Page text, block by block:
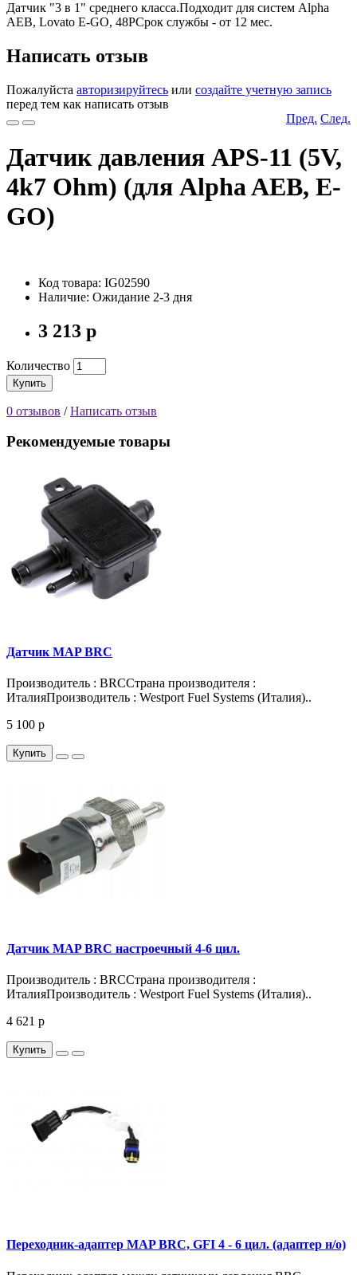
Датчик "3 в 1" среднего класса.Подходит для систем Alpha
AEB, Lovato E-GO, 48РСрок службы - от 12 мес.
Написать отзыв
Пожалуйста авторизируйтесь или создайте учетную запись
перед тем как написать отзыв
Пред. След.
Датчик давления APS-11 (5V,
4k7 Ohm) (для Alpha AEB, E-
GO)
Код товара: IG02590
Наличие: Ожидание 2-3 дня
3 213 р
Количество
Купить
0 отзывов /Написать отзыв
Рекомендуемые товары
Датчик MAP BRC
Производитель : BRCСтрана производителя :
ИталияПроизводитель : Westport Fuel Systems (Италия)..
5 100 р
Купить
Датчик MAP BRC настроечный 4-6 цил.
Производитель : BRCСтрана производителя :
ИталияПроизводитель : Westport Fuel Systems (Италия)..
4 621 р
Купить
Переходник-адаптер MAP BRC, GFI 4 - 6 цил. (адаптер н/о)